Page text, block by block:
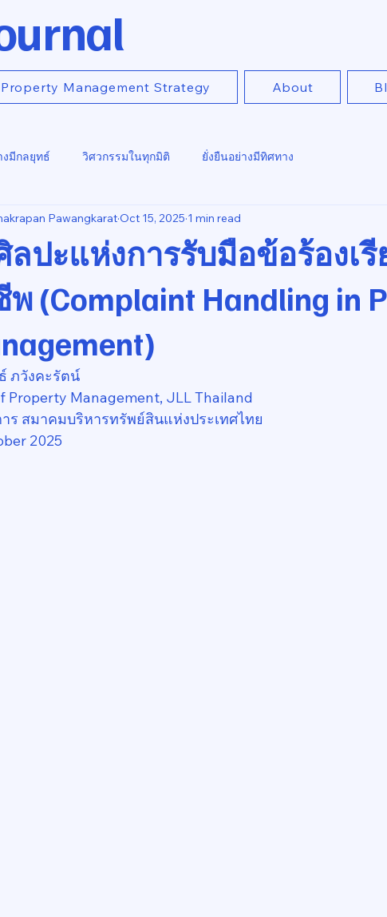
Property Management Strategy About
งมีกลยุทธ์ วิศวกรรมในทุกมิติ ยั่งยืนอย่างมีทิศทาง
ลปะแห่งการรับมือข้อร้องเ
พ (Complaint Handling in
PawangkaratOct 15, 2025 1 min read
ภวังคะรัตน์
Property Management, JLL Thailand
าร สมาคมบริหารทรัพย์สินแห่งประเทศไทย
2025